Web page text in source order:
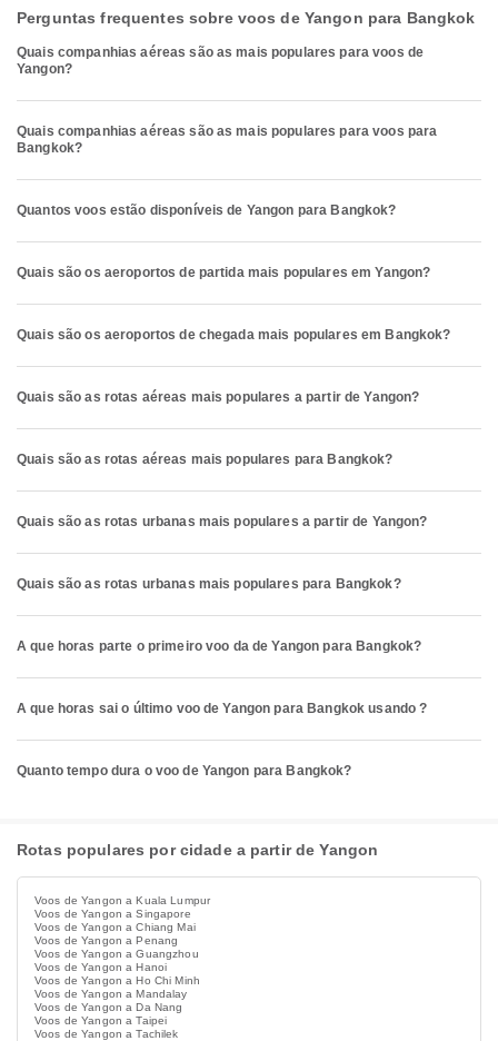
Perguntas frequentes sobre voos de Yangon para Bangkok
Quais companhias aéreas são as mais populares para voos de
Yangon?
Quais companhias aéreas são as mais populares para voos para
Bangkok?
Quantos voos estão disponíveis de Yangon para Bangkok?
Quais são os aeroportos de partida mais populares em Yangon?
Quais são os aeroportos de chegada mais populares em Bangkok?
Quais são as rotas aéreas mais populares a partir de Yangon?
Quais são as rotas aéreas mais populares para Bangkok?
Quais são as rotas urbanas mais populares a partir de Yangon?
Quais são as rotas urbanas mais populares para Bangkok?
A que horas parte o primeiro voo da de Yangon para Bangkok?
A que horas sai o último voo de Yangon para Bangkok usando ?
Quanto tempo dura o voo de Yangon para Bangkok?
Rotas populares por cidade a partir de Yangon
Voos de Yangon a Kuala Lumpur
Voos de Yangon a Singapore
Voos de Yangon a Chiang Mai
Voos de Yangon a Penang
Voos de Yangon a Guangzhou
Voos de Yangon a Hanoi
Voos de Yangon a Ho Chi Minh
Voos de Yangon a Mandalay
Voos de Yangon a Da Nang
Voos de Yangon a Taipei
Voos de Yangon a Tachilek